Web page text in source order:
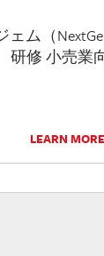
ェム（
研修 小売業
LEARN MORE